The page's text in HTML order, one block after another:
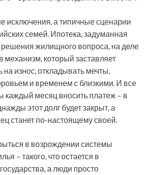
исключения, а типичные сценарии
семей. Ипотека, задуманная
решения жилищного вопроса, на деле
механизм, который заставляет
на износ, откладывать мечты,
и временем с близкими. И все
каждый месяц вносить платеж – в
этот долг будет закрыт, а
станет по-настоящему своей.
в возрождении системы
– такого, что остается в
а люди просто